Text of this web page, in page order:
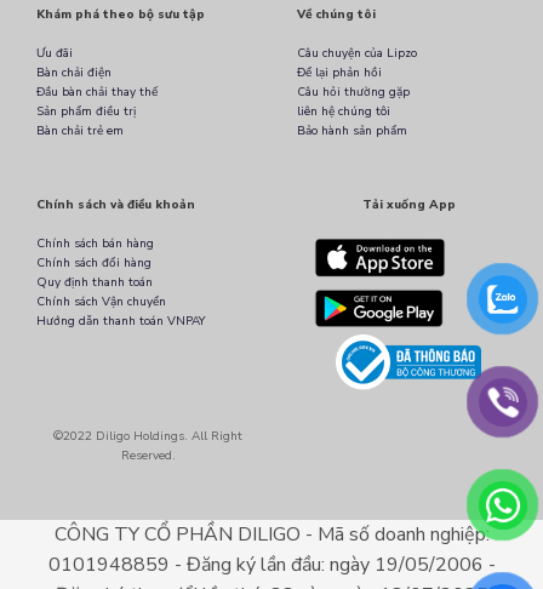
Khám phá theo bộ sưu tập
Ưu đãi
Bàn chải điện
Đầu bàn chải thay thế
Sản phẩm điều trị
Bàn chải trẻ em
Về chúng tôi
Câu chuyện của Lipzo
Để lại phản hồi
Câu hỏi thường gặp
liên hệ chúng tôi
Bảo hành sản phẩm
Chính sách và điều khoản
Chính sách bán hàng
Chính sách đổi hàng
Quy định thanh toán
Chính sách Vận chuyển
Hướng dẫn thanh toán VNPAY
Tải xuống App
©2022 Diligo Holdings. All Right
Reserved.
CÔNG TY CỔ PHẦN DILIGO - Mã số doanh nghiệp:
0101948859 - Đăng ký lần đầu: ngày 19/05/2006 -